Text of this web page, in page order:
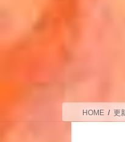
HOME 更